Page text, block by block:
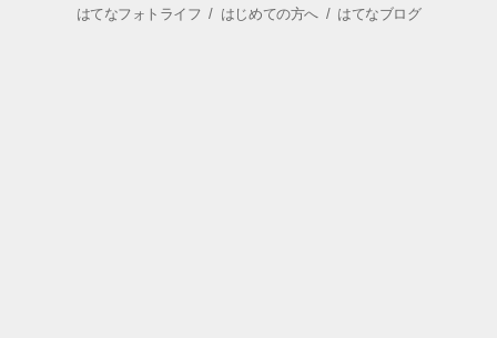
はてなフォトライフ / はじめての方へ/ はてなブログ